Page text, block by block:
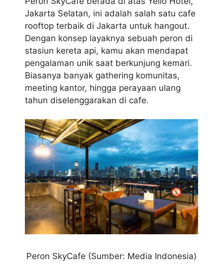
Jakarta Selatan, ini adalah salah satu cafe
rooftop terbaik di Jakarta untuk hangout.
Dengan konsep layaknya sebuah peron di
stasiun kereta api, kamu akan mendapat
pengalaman unik saat berkunjung kemari.
Biasanya banyak gathering komunitas,
meeting kantor, hingga perayaan ulang
tahun diselenggarakan di cafe.
Peron SkyCafe (Sumber: Media Indonesia)